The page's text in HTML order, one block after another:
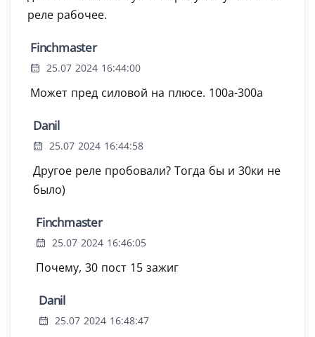
реле рабочее.
Finchmaster
25.07 2024 16:44:00
Может пред силовой на плюсе. 100а-300а
Danil
25.07 2024 16:44:58
Другое реле пробовали? Тогда бы и 30ки не
было)
Finchmaster
25.07 2024 16:46:05
Почему, 30 пост 15 зажиг
Danil
25.07 2024 16:48:47